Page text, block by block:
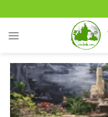
to
content